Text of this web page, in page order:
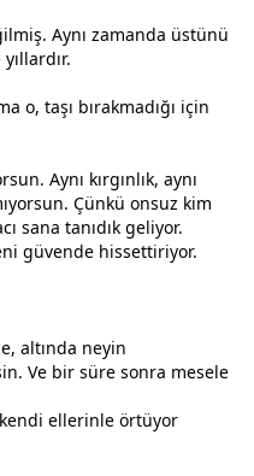
Aynı zamanda üstünü
o, taşı bırakmadığı için
Aynı kırgınlık, aynı
Çünkü onsuz kim
sana tanıdık geliyor.
güvende hissettiriyor.
altında neyin
Ve bir süre sonra mesele
ellerinle örtüyor